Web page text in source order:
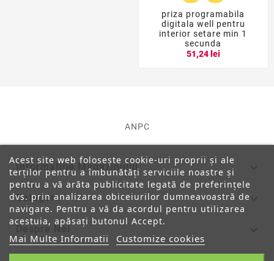
priza programabila
digitala well pentru
interior setare min 1
secunda
51,24 lei
ANPC
Informatiile Magazinului
Categorii 
Despre Noi
Acest site web folosește cookie-uri proprii și ale
terților pentru a îmbunătăți serviciile noastre și
pentru a vă arăta publicitate legată de preferințele
dvs. prin analizarea obiceiurilor dumneavoastră de
navigare. Pentru a vă da acordul pentru utilizarea
acestuia, apăsați butonul Accept.
Mai Multe Informatii Customize cookies